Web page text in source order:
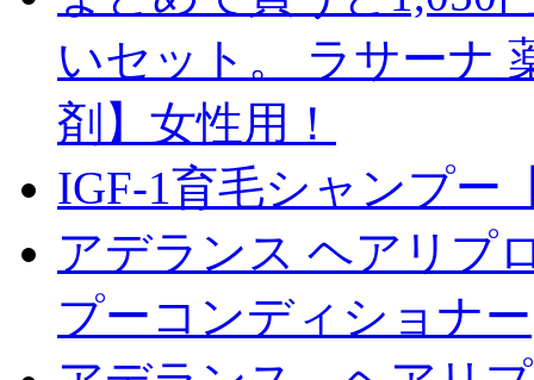
いセット。 ラサーナ
剤】女性用！
IGF-1育毛シャンプー
アデランス ヘアリプ
プーコンディショナー